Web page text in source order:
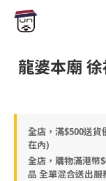
龍婆本廟
全店，滿$500送
在內)
全店，購物滿港幣
品 全單混合送出服